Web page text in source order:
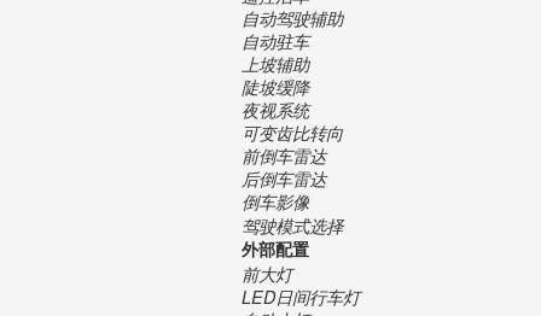
自动驾驶辅助
自动驻车
上坡辅助
陡坡缓降
夜视系统
可变齿比转向
前倒车雷达
后倒车雷达
倒车影像
驾驶模式选择
外部配置
前大灯
LED日间行车灯